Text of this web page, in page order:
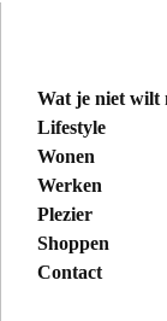
Wat je niet wilt
Lifestyle
Wonen
Werken
Plezier
Shoppen
Contact